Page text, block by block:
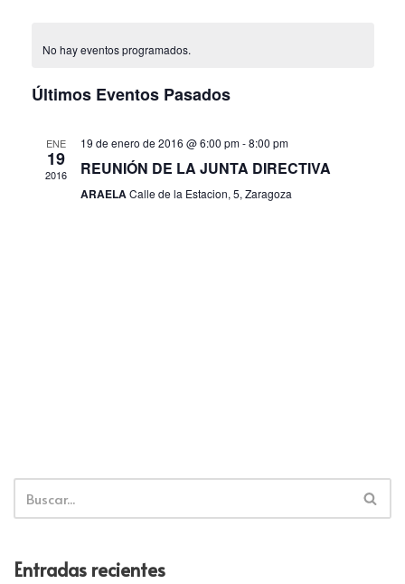
Eventos
No hay eventos programados.
Últimos Eventos Pasados
ENE
19
2016
19 de enero de 2016 @ 6:00 pm-8:00 pm
REUNIÓN DE LA JUNTA DIRECTIVA
ARAELACalle de la Estacion, 5, Zaragoza
Entradas recientes